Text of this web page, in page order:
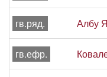
гв.ряд. Албу
гв.ефр.